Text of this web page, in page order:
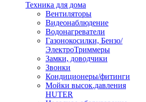
Техника для дома
Вентиляторы
Видеонаблюдение
Водонагреватели
Газонокосилки, Бензо/
ЭлектроТриммеры
Замки, доводчики
Звонки
Кондиционеры/фитинги
Мойки высок.давления
HUTER